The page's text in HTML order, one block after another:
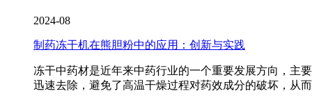
2024-08
制药冻干机在熊胆粉中的应用：创新与实践
冻干中药材是近年来中药行业的一个重要发展方向，主
迅速去除，避免了高温干燥过程对药效成分的破坏，